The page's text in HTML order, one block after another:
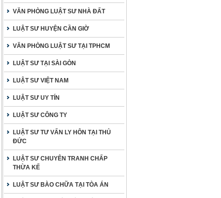
VĂN PHÒNG LUẬT SƯ NHÀ ĐẤT
LUẬT SƯ HUYỆN CẦN GIỜ
VĂN PHÒNG LUẬT SƯ TẠI TPHCM
LUẬT SƯ TẠI SÀI GÒN
LUẬT SƯ VIỆT NAM
LUẬT SƯ UY TÍN
LUẬT SƯ CÔNG TY
LUẬT SƯ TƯ VẤN LY HÔN TẠI THỦ
ĐỨC
LUẬT SƯ CHUYÊN TRANH CHẤP
THỪA KẾ
LUẬT SƯ BÀO CHỮA TẠI TÒA ÁN